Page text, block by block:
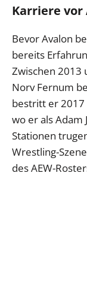
Karriere vor
Bevor Avalon
bereits
Zwischen 2013
Norv Fernum
bestritt er 2017
wo er als Adam
Stationen
Wrestling-
des AEW-